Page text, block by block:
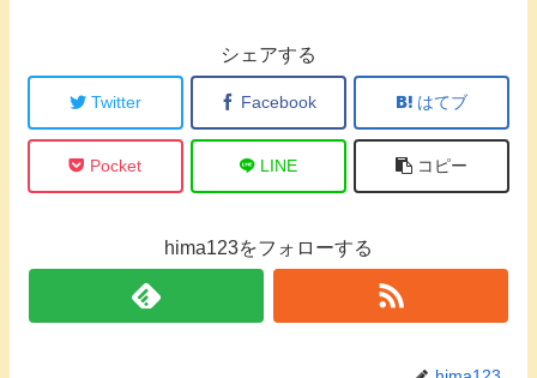
シェアする
Twitter Facebook はてブ
Pocket LINE コピー
hima123をフォローする